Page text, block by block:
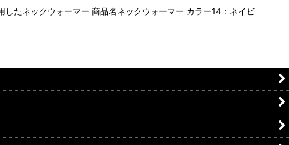
たネックウォーマー 商品名ネックウォーマー カラー14：ネイビ